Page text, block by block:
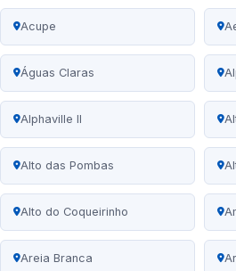
Acupe
Águas Claras
Alphaville II
Alto das Pombas
Alto do Coqueirinho
Areia Branca